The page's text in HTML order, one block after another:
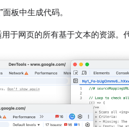
”面板中生成代码。
于网页的所有基于文本的资源。